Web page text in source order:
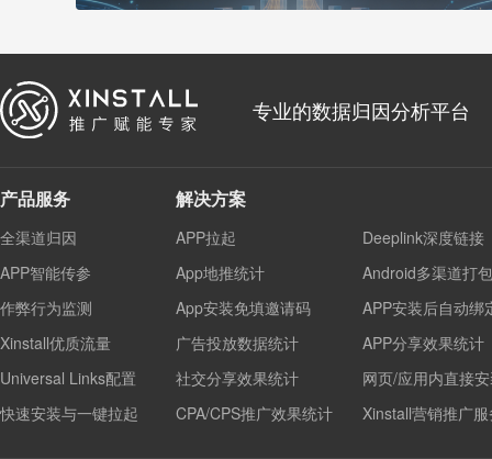
专业的数据归因分析平台
产品服务
全渠道归因
APP智能传参
作弊行为监测
Xinstall优质流量
Universal Links配置
快速安装与一键拉起
解决方案
APP拉起
Deeplink深度链接
App地推统计
Android多渠道打包
App安装免填邀请码
APP安装后自动绑
广告投放数据统计
APP分享效果统计
社交分享效果统计
网页/应用内直接
CPA/CPS推广效果统计
Xinstall营销推广